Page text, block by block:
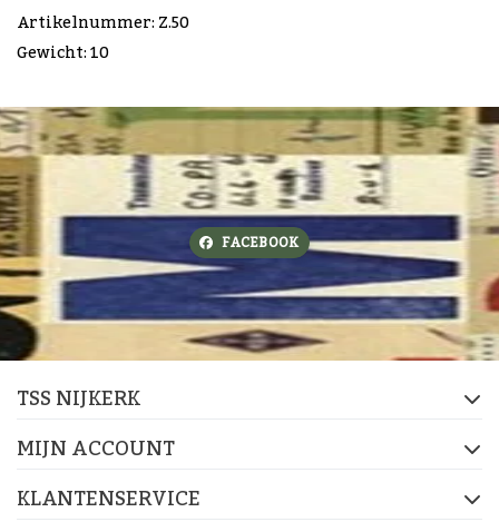
Artikelnummer: Z.50
Gewicht: 10
FACEBOOK
TSS NIJKERK
MIJN ACCOUNT
KLANTENSERVICE